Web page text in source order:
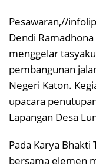
Pesawaran,//
Dendi
menggelar
pembangunan
Negeri Katon.
upacara
Lapangan Desa
Pada Karya
bersama elemen